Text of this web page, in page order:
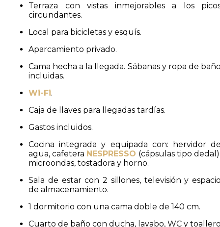
Terraza con vistas inmejorables a los
circundantes.
Local para bicicletas y esquís.
Aparcamiento privado.
Cama hecha a la llegada. Sábanas y ropa de
incluidas.
Wi-Fi.
Caja de llaves para llegadas tardías.
Gastos incluidos.
Cocina integrada y equipada con: hervidor
agua, cafetera NESPRESSO (cápsulas tipo
microondas, tostadora y horno.
Sala de estar con 2 sillones, televisión y
de almacenamiento.
1 dormitorio con una cama doble de 140 cm.
Cuarto de baño con ducha, lavabo, WC y